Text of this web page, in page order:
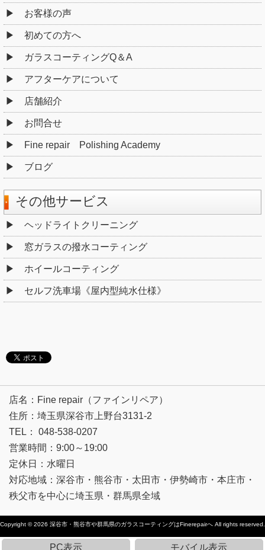
お客様の声
初めての方へ
ガラスコーティングQ＆A
アフターケアについて
店舗紹介
お問合せ
Fine repair Polishing Academy
ブログ
その他サービス
ヘッドライトクリーニング
窓ガラスの撥水コーティング
ホイールコーティング
セルフ洗車場《屋内型純水仕様》
店名：Fine repair（ファインリペア）
住所：埼玉県深谷市上野台3131-2
TEL： 048-538-0207
営業時間：9:00～19:00
定休日：水曜日
対応地域：深谷市・熊谷市・太田市・伊勢崎市・本庄市・
秩父市を中心に埼玉県・群馬県全域
Copyright © 2026 深谷市・熊谷市や群馬県のガラスコーティングはFinerepairへ All rights reserved.
PC表示 モバイル表示